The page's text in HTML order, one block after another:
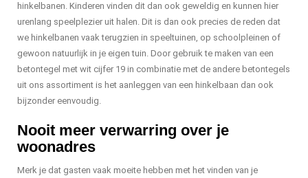
hinkelbanen. Kinderen vinden dit dan ook geweldig en kunnen hier
urenlang speelplezier uit halen. Dit is dan ook precies de reden dat
we hinkelbanen vaak terugzien in speeltuinen, op schoolpleinen of
gewoon natuurlijk in je eigen tuin. Door gebruik te maken van een
betontegel met wit cijfer 19 in combinatie met de andere betontegels
uit ons assortiment is het aanleggen van een hinkelbaan dan ook
bijzonder eenvoudig.
Nooit meer verwarring over je
woonadres
Merk je dat gasten vaak moeite hebben met het vinden van je